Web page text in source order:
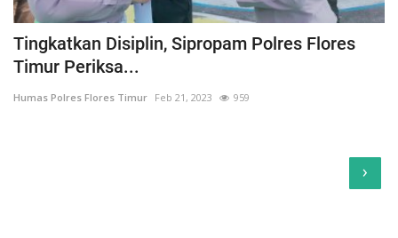
Tingkatkan Disiplin, Sipropam Polres Flores
Timur Periksa...
Humas Polres Flores Timur Feb 21, 2023 959
›